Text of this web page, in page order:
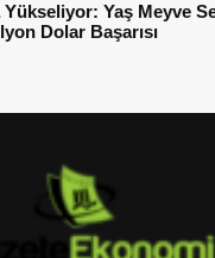
Yükseliyor: Yaş Meyve
Dolar Başarısı